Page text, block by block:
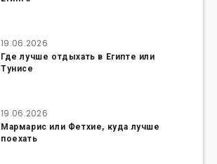
19.06.2026
Где лучше отдыхать в Египте или
Тунисе
19.06.2026
Мармарис или Фетхие, куда лучше
поехать